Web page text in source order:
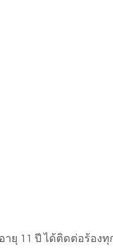
ายุ 11 ปี ได้ติดต่อร้อง